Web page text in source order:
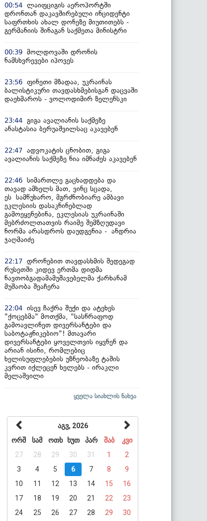
00:54 ლაიფციგის აეროპორტში
დრონთან დაკავშირებული ინციდენტი
საფრთხის ახალ დონეზე მიუთითებს -
გერმანიის შინაგან საქმეთა მინისტრი
00:39 მოლდოვაში დრონის
ნამსხვრევები იპოვეს
23:56 ფინეთი მზადაა, უკრაინას
ბალისტიკური თავდასხმებისგან დაცვაში
დაეხმაროს - ვოლოდიმირ ზელენსკი
23:44 გიგა ავალიანის საქმეზე
ანასტასია ბერუაშვილსაც აკავებენ
22:47 ადვოკატის ცნობით, გიგა
ავალიანის საქმეზე ნია იმნაძეს აკავებენ
22:46 სიმართლე გაცხადდება და
თავად ამხელს მათ, ვინც სცადა,
ეს სამწუხარო, მგრძნობიარე ამბავი
ეკლესიის დასაკნინებლად
გამოეყენებინა, ეკლესიას უკრაინაში
მებრძოლთათვის რაიმე შემზღუდავი
ნორმა არასდროს დაუდგენია - ანდრია
ჯაღმაიძე
22:17 დრონებით თავდასხმის შედეგად
რუსეთში კიდევ ერთმა დიდმა
ნავთობგადამამუშავებელმა ქარხანამ
მუშაობა შეაჩერა
22:04 ისევ ჩაქრა შუქი და ატეხეს
"ქოცებმა" მოთქმა, "სასწრაფოდ
გამოავლინეთ დივერსანტები და
საბოტაჟნიკებიო"! მთავარი
დივერსანტები ყოველთვის იყვნენ და
არიან ისინი, რომლებიც
ხელისუფლებების უზნეობაზე ტაშის
კვრით იქლეცენ ხელებს - ირაკლი
მელაშვილი
ყველა სიახლის ნახვა
აგვ, 2026
ორშ
სამ ოთხ ხუთ პარ შაბ
კვი
27
28 29 30 31 1
2
3
4 5 6 7 8
9
10
11 12 13 14 15
16
17
18 19 20 21 22
23
24
25 26 27 28 29
30